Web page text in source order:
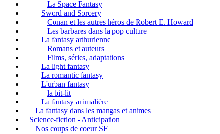
La Space Fantasy
Sword and Sorcery
Conan et les autres héros de Robert E. Howard
Les barbares dans la pop culture
La fantasy arthurienne
Romans et auteurs
Films, séries, adaptations
La light fantasy
La romantic fantasy
L'urban fantasy
la bit-lit
La fantasy animalière
La fantasy dans les mangas et animes
Science-fiction - Anticipation
Nos coups de coeur SF